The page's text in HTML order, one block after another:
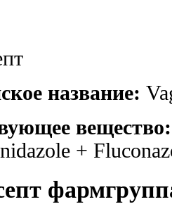
название:
вещество:
+